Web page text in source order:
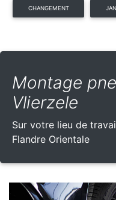
CHANGEMENT
Montage
Vlierzele
Sur votre lieu de
Flandre Orientale